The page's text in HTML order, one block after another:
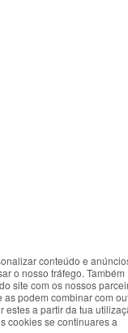
conteúdo e
o nosso tráfego. Também
site com os nossos
podem combinar com
estes a partir da tua
cookies se continuares a